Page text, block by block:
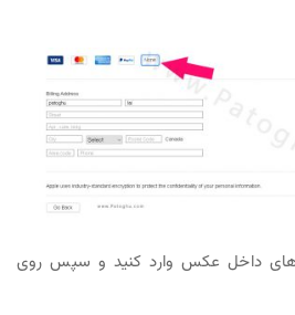
های داخل عکس وارد کنید و سپس روی